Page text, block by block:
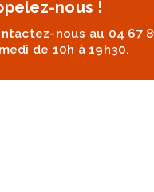
nous !
nous au 04 67
de 10h à 19h30.